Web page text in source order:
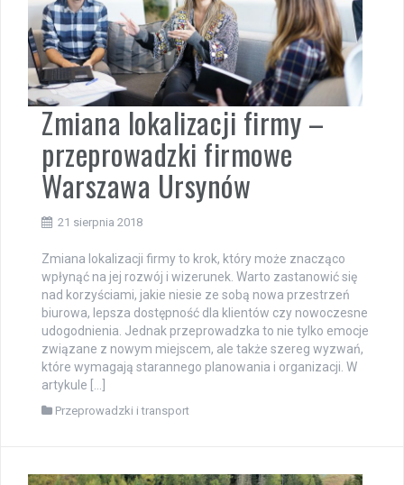
Zmiana lokalizacji firmy –
przeprowadzki firmowe
Warszawa Ursynów
21 sierpnia 2018
Zmiana lokalizacji firmy to krok, który może znacząco
wpłynąć na jej rozwój i wizerunek. Warto zastanowić się
nad korzyściami, jakie niesie ze sobą nowa przestrzeń
biurowa, lepsza dostępność dla klientów czy nowoczesne
udogodnienia. Jednak przeprowadzka to nie tylko emocje
związane z nowym miejscem, ale także szereg wyzwań,
które wymagają starannego planowania i organizacji. W
artykule […]
Przeprowadzki i transport